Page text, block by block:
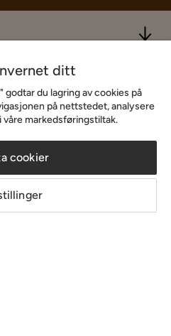
ditt
godtar du lagring av cookies på
på nettstedet, analysere
markedsføringstiltak.
cookier